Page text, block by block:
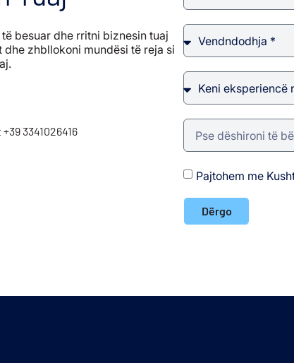
besuar dhe rritni biznesin tuaj
zhbllokoni mundësi të reja si
3341026416
Pajtohem me
Dërgo